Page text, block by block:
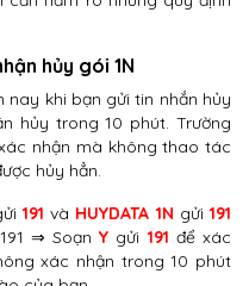
hủy gói 1N
khi bạn gửi tin nhắn hủy
hủy trong 10 phút. Trường
nhận mà không thao tác
hủy hẳn.
191và HUYDATA 1N gửi 191
⇒ Soạn Y gửi 191 để xác
xác nhận trong 10 phút